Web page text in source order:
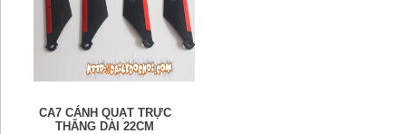
CA7 CÁNH QUẠT TRỰC
THĂNG DÀI 22CM